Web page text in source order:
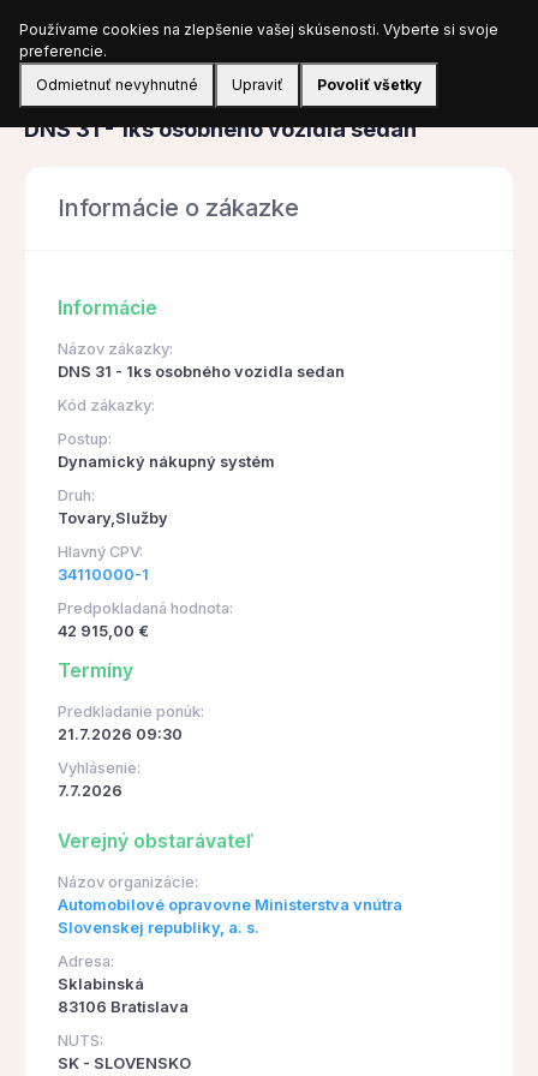
Prihlásiť sa
Obstarávanie
DNS 31 - 1ks osobného vozidla sedan
Informácie o zákazke
Informácie
Názov zákazky:
DNS 31 - 1ks osobného vozidla sedan
Kód zákazky:
Postup:
Dynamický nákupný systém
Druh:
Tovary,Služby
Hlavný CPV:
34110000-1
Predpokladaná hodnota:
42 915,00 €
Termíny
Predkladanie ponúk:
21.7.2026 09:30
Vyhlásenie:
7.7.2026
Verejný obstarávateľ
Názov organizácie:
Automobilové opravovne Ministerstva vnútra
Slovenskej republiky, a. s.
Adresa:
Sklabinská
83106 Bratislava
NUTS:
SK - SLOVENSKO
Používame cookies na zlepšenie vašej skúsenosti. Vyberte si svoje
preferencie.
Odmietnuť nevyhnutné
Upraviť Povoliť všetky